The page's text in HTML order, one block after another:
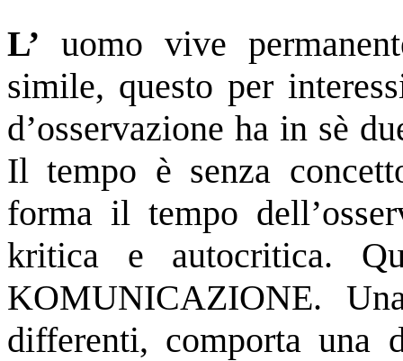
L’ uomo vive
simile, questo per
d’osservazione ha in sè
Il tempo è senza
forma il tempo
kritica e autocritica.
KOMUNICAZIONE.
differenti, comporta una